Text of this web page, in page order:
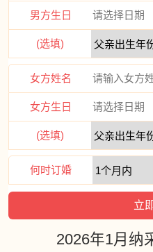
男方生日
(选填)
女方姓名
女方生日
(选填)
何时订婚
2026年1月纳